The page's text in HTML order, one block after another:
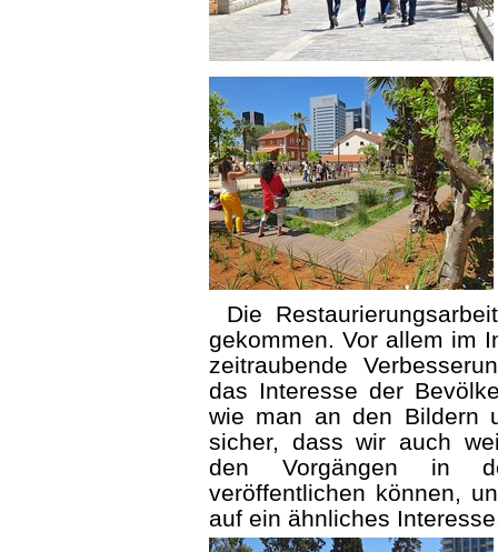
Die
gekommen. Vor allem im
zeitraubende
das Interesse der
wie man an den Bildern
sicher, dass wir auch
den Vorgängen in
veröffentlichen können,
auf ein ähnliches